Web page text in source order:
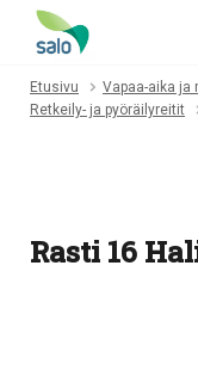
Etusivu Vapaa-aika ja
Retkeily- ja pyöräilyreitit
Rasti 16